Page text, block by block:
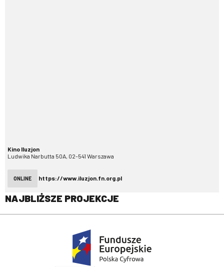
Kino Iluzjon
Ludwika Narbutta 50A, 02-541 Warszawa
ONLINE https://www.iluzjon.fn.org.pl
NAJBLIŻSZE PROJEKCJE